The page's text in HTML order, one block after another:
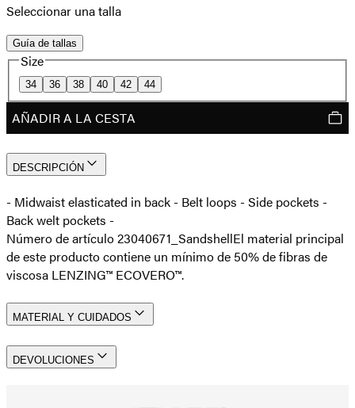
Seleccionar una talla
Guía de tallas
Size
34 36 38 40 42 44
AÑADIR A LA CESTA
DESCRIPCIÓN
- Midwaist elasticated in back - Belt loops - Side pockets -
Back welt pockets -
Número de artículo 23040671_SandshellEl material principal
de este producto contiene un mínimo de 50% de fibras de
viscosa LENZING™ ECOVERO™.
MATERIAL Y CUIDADOS
DEVOLUCIONES